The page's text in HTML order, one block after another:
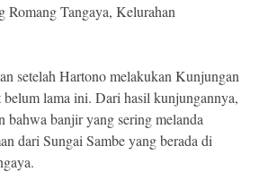
Romang Tangaya, Kelurahan
setelah Hartono melakukan Kunjungan
lama ini. Dari hasil kunjungannya,
bahwa banjir yang sering melanda
dari Sungai Sambe yang berada di